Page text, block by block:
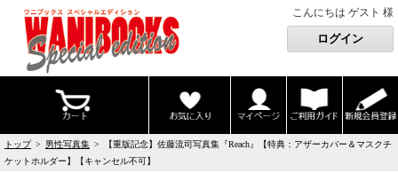
こんにちは ゲスト 様
トップ> 男性写真集 > 【重版記念】佐藤流司写真集『Reach』【特典：アザーカバー＆マスクチ
ケットホルダー】【キャンセル不可】